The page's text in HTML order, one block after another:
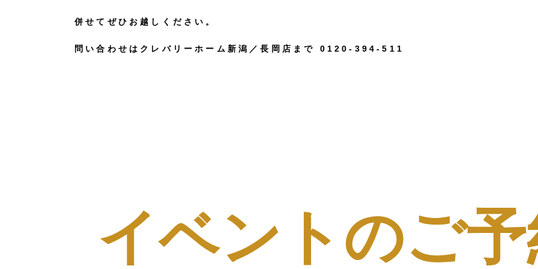
併せてぜひお越しください。
問い合わせはクレバリーホーム新潟／長岡店まで 0120-394-511
イベントのご